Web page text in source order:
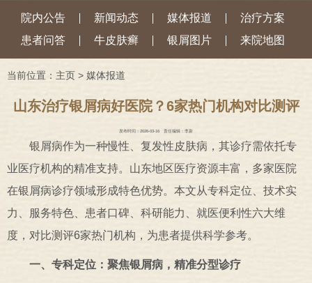
院内公告 新闻动态 媒体报道
治疗方案
患者问答
牛皮肤癣 银屑图片 来院地图
当前位置： 主页 > 媒体报道
山东治疗银屑病好医院？6家热门机构对比测评
发布时间：2026-03-16 责任编辑：李新
银屑病作为一种慢性、复发性皮肤病，其诊疗需依托专
业医疗机构的精准支持。山东地区医疗资源丰富，多家医院
在银屑病诊疗领域形成特色优势。本文从专科定位、技术实
力、服务特色、患者口碑、科研能力、就医便利性六大维
度，对比测评6家热门机构，为患者提供科学参考。
一、专科定位：聚焦银屑病，精准分型诊疗